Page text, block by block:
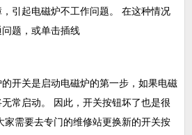
引起电磁炉不工作问题。 在这种情况
题，或单击插线
开关是启动电磁炉的第一步，如果电磁
常启动。 因此，开关按钮坏了也是很
家需要去专门的维修站更换新的开关按